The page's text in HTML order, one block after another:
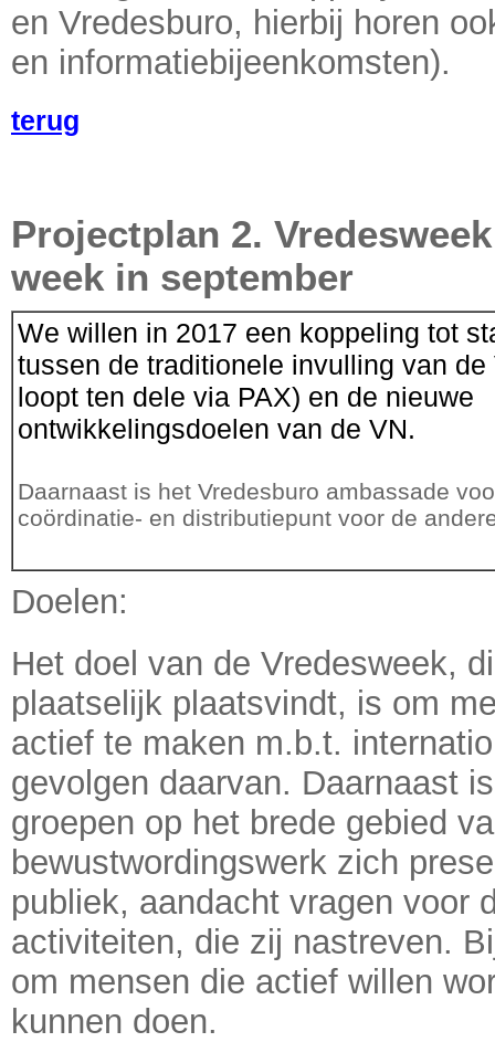
en Vredesburo, hierbij horen
en informatiebijeenkomsten).
terug
Projectplan 2.
week in september
We willen in 2017 een koppeling tot
tussen de traditionele invulling van de
loopt ten dele via PAX) en de nieuwe
ontwikkelingsdoelen van de VN.
Daarnaast is het Vredesburo ambassade
coördinatie- en distributiepunt voor de
Doelen:
Het doel van de Vredesweek,
plaatselijk plaatsvindt, is om
actief te maken m.b.t.
gevolgen daarvan. Daarnaast
groepen op het brede gebied
bewustwordingswerk zich
publiek, aandacht vragen voor
activiteiten, die zij nastreven.
om mensen die actief willen
kunnen doen.